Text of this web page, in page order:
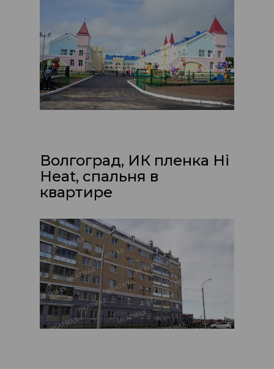
Волгоград, ИК пленка Hi
Heat, спальня в
квартире